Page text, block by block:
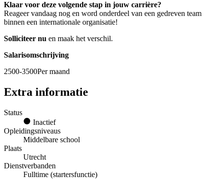
Klaar voor deze volgende stap in jouw carrière?
Reageer vandaag nog en word onderdeel van een gedreven team
binnen een internationale organisatie!
Solliciteer nu en maak het verschil.
Salarisomschrijving
2500-3500Per maand
Extra informatie
Status
Inactief
Opleidingsniveaus
Middelbare school
Plaats
Utrecht
Dienstverbanden
Fulltime (startersfunctie)